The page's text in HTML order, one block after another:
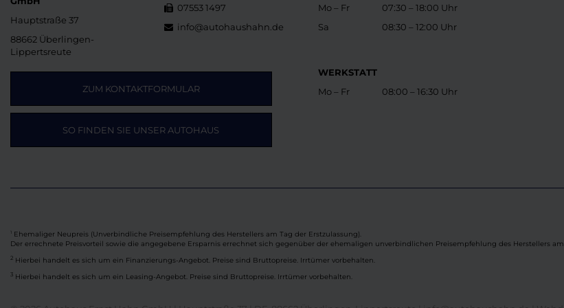
Hauptstraße 37
88662 Überlingen-
Lippertsreute
07553 1497
info@autohaushahn.de
ZUM KONTAKTFORMULAR
SO FINDEN SIE UNSER AUTOHAUS
Mo – Fr
Sa
07:30 – 18:00 Uhr
08:30 – 12:00 Uhr
WERKSTATT
Mo – Fr
08:00 – 16:30 Uhr
Ehemaliger Neupreis (Unverbindliche Preisempfehlung des Herstellers am Tag der Erstzulassung).
Der errechnete Preisvorteil sowie die angegebene Ersparnis errechnet sich gegenüber der ehemaligen unverbindlichen Preisempfehlung des Herstellers
2 Hierbei handelt es sich um ein Finanzierungs-Angebot. Preise sind Bruttopreise. Irrtümer vorbehalten.
3 Hierbei handelt es sich um ein Leasing-Angebot. Preise sind Bruttopreise. Irrtümer vorbehalten.